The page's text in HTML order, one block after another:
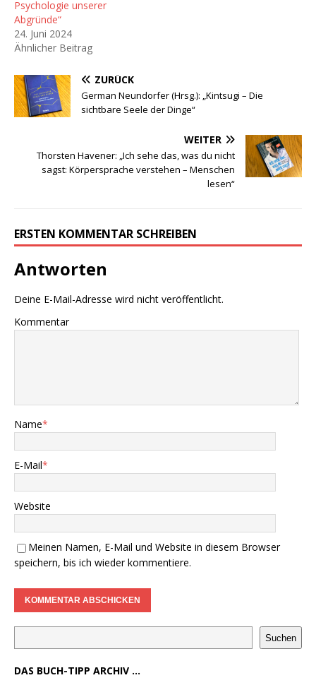
Psychologie unserer
Abgründe“
24. Juni 2024
Ähnlicher Beitrag
ZURÜCK
German Neundorfer (Hrsg.): „Kintsugi – Die
sichtbare Seele der Dinge“
WEITER
Thorsten Havener: „Ich sehe das, was du nicht
sagst: Körpersprache verstehen – Menschen
lesen“
ERSTEN KOMMENTAR SCHREIBEN
Antworten
Deine E-Mail-Adresse wird nicht veröffentlicht.
Kommentar
Name*
E-Mail*
Website
Meinen Namen, E-Mail und Website in diesem Browser
speichern, bis ich wieder kommentiere.
Suchen
DAS BUCH-TIPP ARCHIV ...